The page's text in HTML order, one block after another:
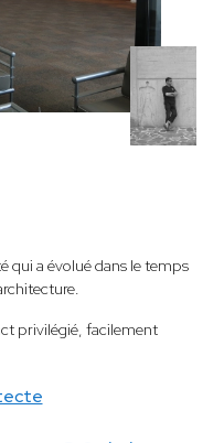
qui a évolué dans le temps
privilégié, facilement